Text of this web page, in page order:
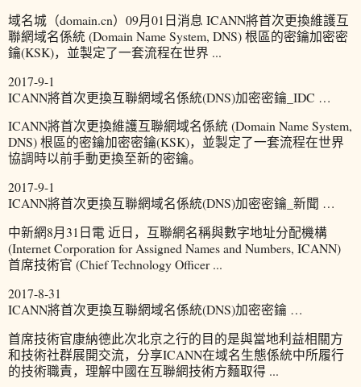
域名城（domain.cn）09月01日消息 ICANN將首次更換維護互
聯網域名係統 (Domain Name System, DNS) 根區的密鑰加密密
鑰(KSK)，並製定了一套流程在世界 ...
2017-9-1
ICANN將首次更換互聯網域名係統(DNS)加密密鑰_IDC …
ICANN將首次更換維護互聯網域名係統 (Domain Name System,
DNS) 根區的密鑰加密密鑰(KSK)，並製定了一套流程在世界
協調時以前手動更換至新的密鑰。
2017-9-1
ICANN將首次更換互聯網域名係統(DNS)加密密鑰_新聞 …
中新網8月31日電 近日，互聯網名稱與數字地址分配機構
(Internet Corporation for Assigned Names and Numbers, ICANN)
首席技術官 (Chief Technology Officer ...
2017-8-31
ICANN將首次更換互聯網域名係統(DNS)加密密鑰 …
首席技術官康納德此次北京之行的目的是與當地利益相關方
和技術社群展開交流，分享ICANN在域名生態係統中所履行
的技術職責，理解中國在互聯網技術方麵取得 ...